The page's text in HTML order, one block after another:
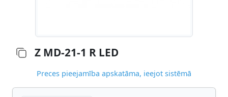
Z MD-21-1 R LED
Preces pieejamība apskatāma, ieejot sistēmā